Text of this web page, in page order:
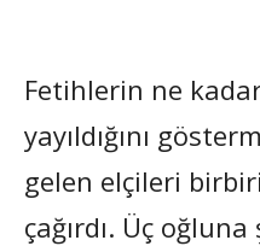
Fetihlerin ne
yayıldığını
gelen elçileri
çağırdı. Üç